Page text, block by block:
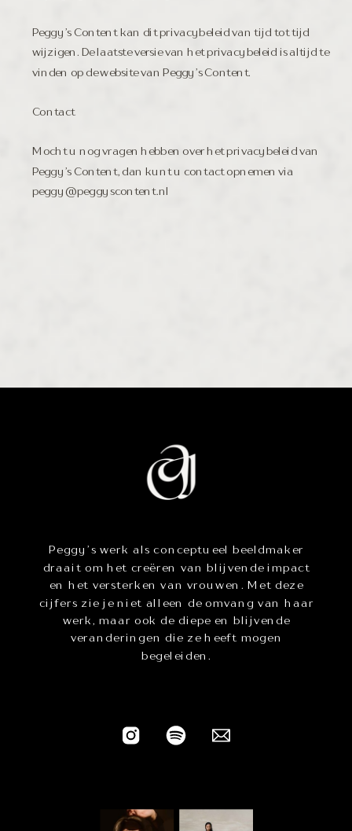
Peggy’s Content kan dit privacybeleid van tijd tot tijd
wijzigen. De laatste versie van het privacybeleid is altijd te
vinden op de website van Peggy’s Content.
Contact
Mocht u nog vragen hebben over het privacybeleid van
Peggy’s Content, dan kunt u contact opnemen via
peggy@peggyscontent.nl
Peggy’s werk als conceptueel beeldmaker
draait om het creëren van blijvende impact
en het versterken van vrouwen. Met deze
cijfers zie je niet alleen de omvang van haar
werk, maar ook de diepe en blijvende
veranderingen die ze heeft mogen
begeleiden.